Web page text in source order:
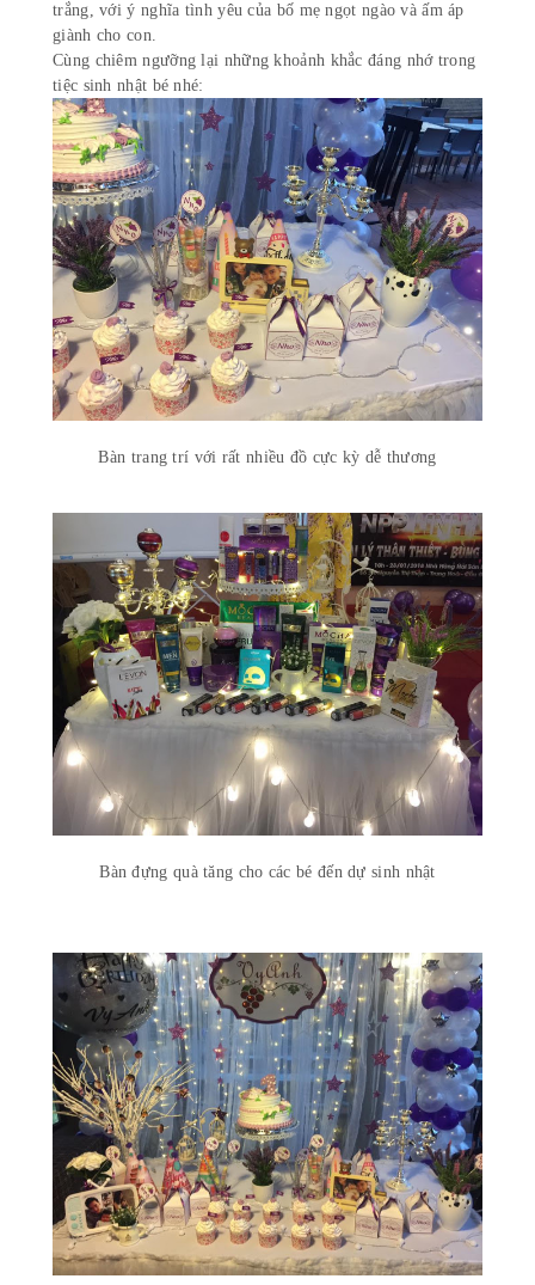
trắng, với ý nghĩa tình yêu của bố mẹ ngọt ngào và ấm áp
giành cho con.
Cùng chiêm ngưỡng lại những khoảnh khắc đáng nhớ trong
tiệc sinh nhật bé nhé:
Bàn trang trí với rất nhiều đồ cực kỳ dễ thương
Bàn đựng quà tăng cho các bé đến dự sinh nhật